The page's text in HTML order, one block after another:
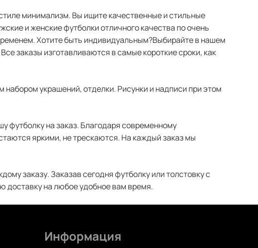
минимализм. Вы ищите качественные и стильные
и женские футболки отличного качества по очень
Хотите быть индивидуальным?Выбирайте в нашем
заказы изготавливаются в самые короткие сроки, как
украшений, отделки. Рисунки и надписи при этом
футболку на заказ. Благодаря современному
яркими, не трескаются. На каждый заказ мы
заказу. Заказав сегодня футболку или толстовку с
доставку на любое удобное вам время.
Информация